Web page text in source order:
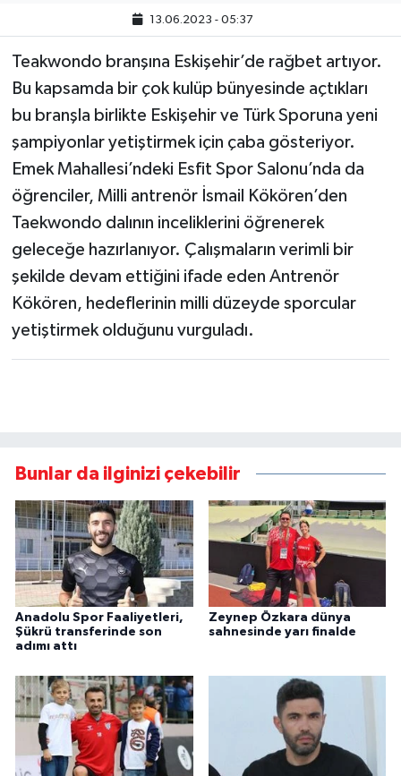
13.06.2023 - 05:37
Teakwondo branşına Eskişehir’de rağbet artıyor.
Bu kapsamda bir çok kulüp bünyesinde açtıkları
bu branşla birlikte Eskişehir ve Türk Sporuna yeni
şampiyonlar yetiştirmek için çaba gösteriyor.
Emek Mahallesi’ndeki Esfit Spor Salonu’nda da
öğrenciler, Milli antrenör İsmail Kökören’den
Taekwondo dalının inceliklerini öğrenerek
geleceğe hazırlanıyor. Çalışmaların verimli bir
şekilde devam ettiğini ifade eden Antrenör
Kökören, hedeflerinin milli düzeyde sporcular
yetiştirmek olduğunu vurguladı.
Bunlar da ilginizi çekebilir
Anadolu Spor Faaliyetleri,
Şükrü transferinde son
adımı attı
Zeynep Özkara dünya
sahnesinde yarı finalde